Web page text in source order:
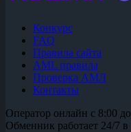
Конкурс
FAQ
Правила сайта
AML правила
Проверка АМЛ
Контакты
Оператор онлайн с 8:00
Обменник работает 24/7